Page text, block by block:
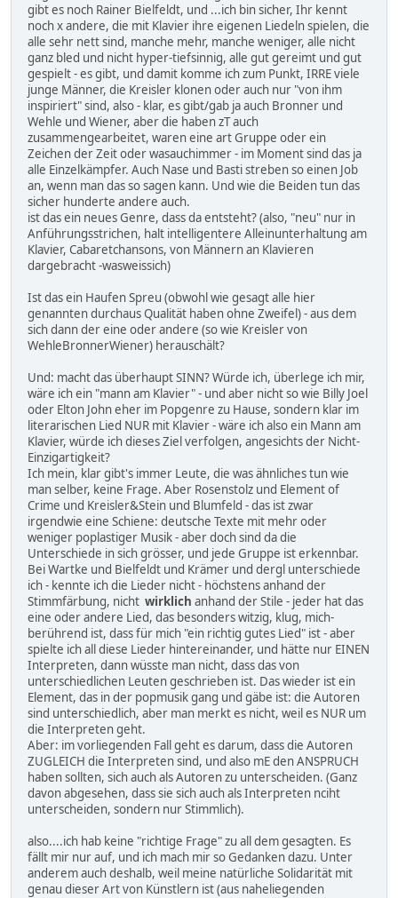
gibt es noch Rainer Bielfeldt, und ...ich bin sicher, Ihr kennt
noch x andere, die mit Klavier ihre eigenen Liedeln spielen, die
alle sehr nett sind, manche mehr, manche weniger, alle nicht
ganz bled und nicht hyper-tiefsinnig, alle gut gereimt und gut
gespielt - es gibt, und damit komme ich zum Punkt, IRRE viele
junge Männer, die Kreisler klonen oder auch nur "von ihm
inspiriert" sind, also - klar, es gibt/gab ja auch Bronner und
Wehle und Wiener, aber die haben zT auch
zusammengearbeitet, waren eine art Gruppe oder ein
Zeichen der Zeit oder wasauchimmer - im Moment sind das ja
alle Einzelkämpfer. Auch Nase und Basti streben so einen Job
an, wenn man das so sagen kann. Und wie die Beiden tun das
sicher hunderte andere auch.
ist das ein neues Genre, dass da entsteht? (also, "neu" nur in
Anführungsstrichen, halt intelligentere Alleinunterhaltung am
Klavier, Cabaretchansons, von Männern an Klavieren
dargebracht -wasweissich)
Ist das ein Haufen Spreu (obwohl wie gesagt alle hier
genannten durchaus Qualität haben ohne Zweifel) - aus dem
sich dann der eine oder andere (so wie Kreisler von
WehleBronnerWiener) herauschält?
Und: macht das überhaupt SINN? Würde ich, überlege ich mir,
wäre ich ein "mann am Klavier" - und aber nicht so wie Billy Joel
oder Elton John eher im Popgenre zu Hause, sondern klar im
literarischen Lied NUR mit Klavier - wäre ich also ein Mann am
Klavier, würde ich dieses Ziel verfolgen, angesichts der Nicht-
Einzigartigkeit?
Ich mein, klar gibt's immer Leute, die was ähnliches tun wie
man selber, keine Frage. Aber Rosenstolz und Element of
Crime und Kreisler&Stein und Blumfeld - das ist zwar
irgendwie eine Schiene: deutsche Texte mit mehr oder
weniger poplastiger Musik - aber doch sind da die
Unterschiede in sich grösser, und jede Gruppe ist erkennbar.
Bei Wartke und Bielfeldt und Krämer und dergl unterschiede
ich - kennte ich die Lieder nicht - höchstens anhand der
Stimmfärbung, nicht wirklich anhand der Stile - jeder hat das
eine oder andere Lied, das besonders witzig, klug, mich-
berührend ist, dass für mich "ein richtig gutes Lied" ist - aber
spielte ich all diese Lieder hintereinander, und hätte nur EINEN
Interpreten, dann wüsste man nicht, dass das von
unterschiedlichen Leuten geschrieben ist. Das wieder ist ein
Element, das in der popmusik gang und gäbe ist: die Autoren
sind unterschiedlich, aber man merkt es nicht, weil es NUR um
die Interpreten geht.
Aber: im vorliegenden Fall geht es darum, dass die Autoren
ZUGLEICH die Interpreten sind, und also mE den ANSPRUCH
haben sollten, sich auch als Autoren zu unterscheiden. (Ganz
davon abgesehen, dass sie sich auch als Interpreten nciht
unterscheiden, sondern nur Stimmlich).
also....ich hab keine "richtige Frage" zu all dem gesagten. Es
fällt mir nur auf, und ich mach mir so Gedanken dazu. Unter
anderem auch deshalb, weil meine natürliche Solidarität mit
genau dieser Art von Künstlern ist (aus naheliegenden